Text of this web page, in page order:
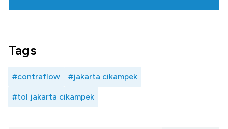
Tags
#contraflow #jakarta cikampek
#tol jakarta cikampek